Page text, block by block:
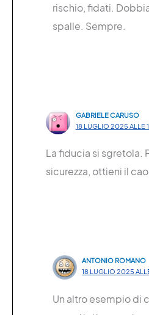
rischio, fidati.
spalle. Sempre.
GABRIELE CARUSO
18 LUGLIO 2025 ALLE
La fiducia si sgretola.
sicurezza, ottieni il
ANTONIO ROMANO
18 LUGLIO 2025
Un altro esempio di